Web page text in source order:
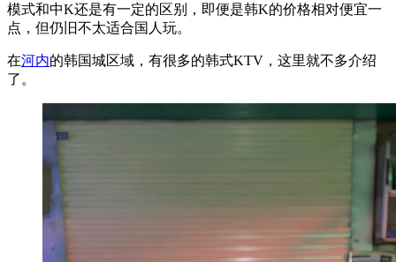
模式和中K还是有一定的区别，即便是韩K的价格相对便宜一
点，但仍旧不太适合国人玩。
在河内的韩国城区域，有很多的韩式KTV，这里就不多介绍
了。